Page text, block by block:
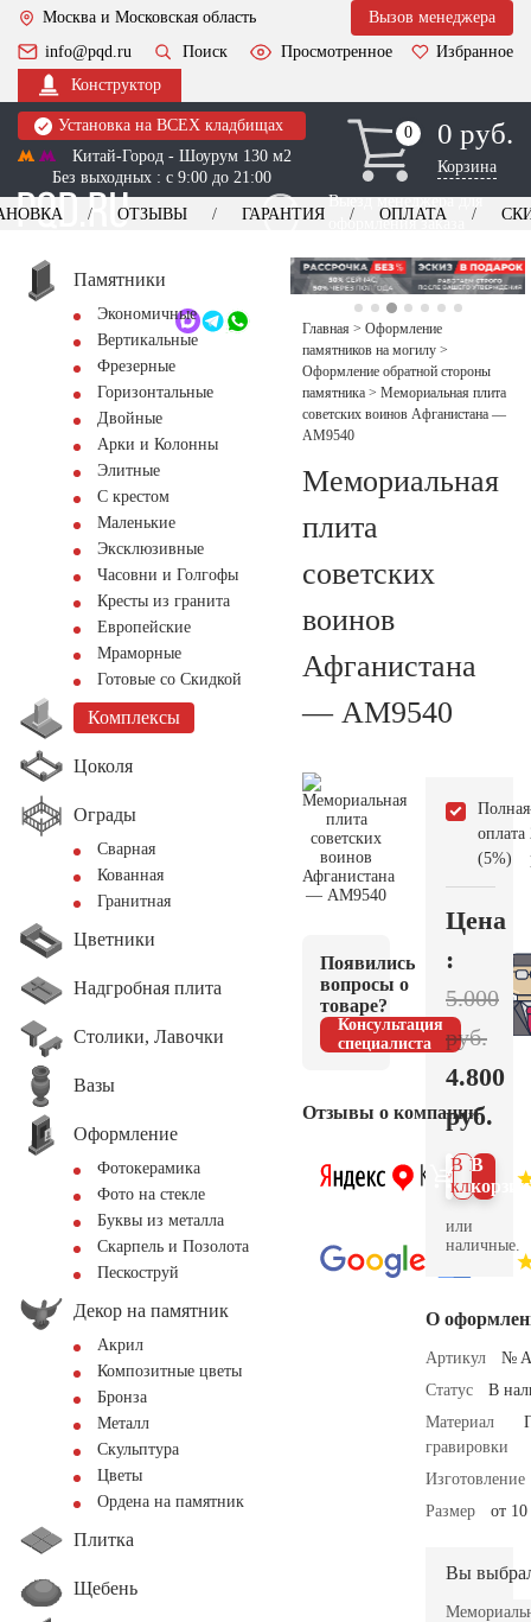
Москва и Московская область
Вызов менеджера
info@pqd.ru
Поиск Просмотренное
Избранное
Конструктор
Установка на ВСЕХ кладбищах
Китай-Город - Шоурум 130 м2
Без выходных : с 9:00 до 21:00
0
0 0 руб.
Корзина
Выезд менеджера для
оформления заказа
+7 (495) 518-44-23
Обратный звонок
ОТЗЫВЫ ГАРАНТИЯ ОПЛАТА
Памятники
Экономичные
Вертикальные
Фрезерные
Горизонтальные
Двойные
Арки и Колонны
Элитные
С крестом
Маленькие
Эксклюзивные
Часовни и Голгофы
Кресты из гранита
Европейские
Мраморные
Готовые со Скидкой
Комплексы
Цоколя
Ограды
Сварная
Кованная
Гранитная
Цветники
Надгробная плита
Столики, Лавочки
Вазы
Оформление
Фотокерамика
Фото на стекле
Буквы из металла
Скарпель и Позолота
Пескоструй
Декор на памятник
Акрил
Композитные цветы
Бронза
Металл
Скульптура
Цветы
Ордена на памятник
Плитка
Щебень
Главная > Оформление
памятников на могилу >
Оформление обратной стороны
памятника > Мемориальная плита
советских воинов Афганистана —
AM9540
Мемориальная
плита
советских
воинов
Афганистана
— AM9540
Появились
вопросы о
товаре?
Консультация
специалиста
Отзывы о компании
Полная
оплата
(5%)
Цена
:
5.000
руб.
4.800
руб.
В
В 1
клик
или
наличные.
О
Артикул
№
Статус
В
Материал
гравировки
Изготовление
Размер
от
Вы